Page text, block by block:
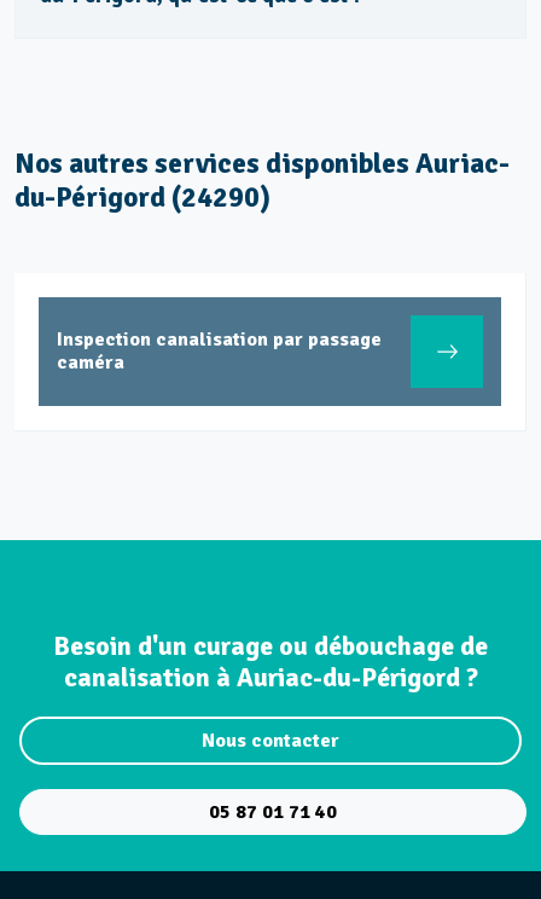
Nos autres services disponibles Auriac-
du-Périgord (24290)
Inspection canalisation par passage
caméra
Besoin d'un curage ou débouchage de
canalisation à Auriac-du-Périgord ?
Nous contacter
05 87 01 71 40